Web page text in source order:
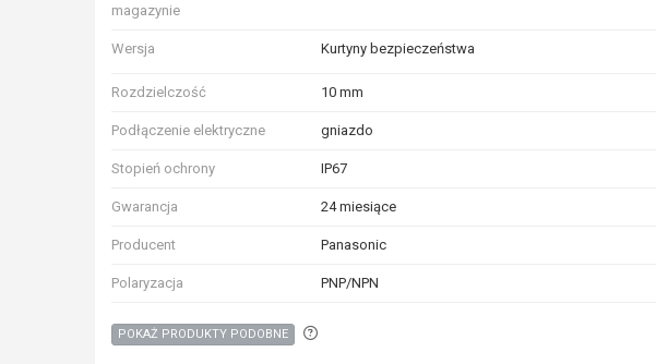
magazynie
Wersja Kurtyny bezpieczeństwa
Rozdzielczość 10 mm
Podłączenie elektryczne gniazdo
Stopień ochrony IP67
Gwarancja 24 miesiące
Producent Panasonic
Polaryzacja PNP/NPN
POKAŻ PRODUKTY PODOBNE